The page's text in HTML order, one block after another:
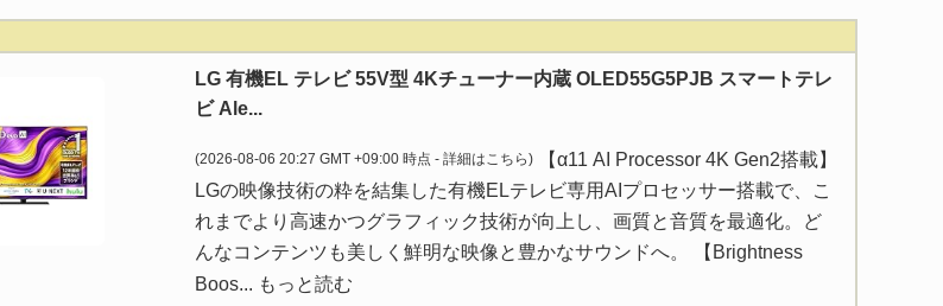
LG 有機EL テレビ 55V型 4Kチューナー内蔵 OLED55G5PJB スマートテレ
ビ Ale...
(2026-08-06 20:27 GMT +09:00 時点 - 詳細はこちら)
【α11 AI Processor 4K Gen2搭載】
LGの映像技術の粋を結集した有機ELテレビ専用AIプロセッサー搭載で、こ
れまでより高速かつグラフィック技術が向上し、画質と音質を最適化。ど
んなコンテンツも美しく鮮明な映像と豊かなサウンドへ。 【Brightness
Boos... もっと読む